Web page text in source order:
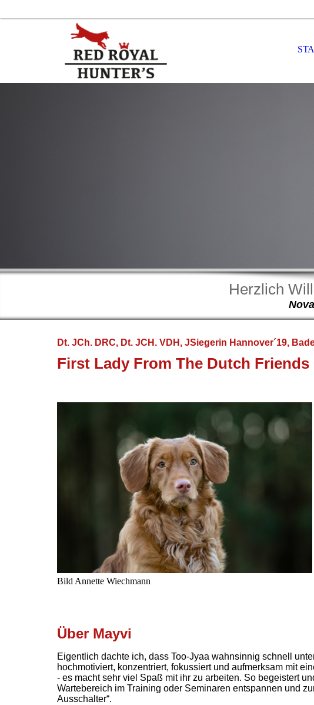
Herzlich
Dt. JCh. DRC, Dt. JCH. VDH, JSiegerin Hannover´19,
First Lady From The Dutch Friends
Bild Annette Wiechmann
Über Mayvi
Eigentlich dachte ich, dass Too-Jyaa wahnsinnig schnell
hochmotiviert, konzentriert, fokussiert und aufmerksam mit
- es macht sehr viel Spaß mit ihr zu arbeiten. So begeistert
Wartebereich im Training oder Seminaren entspannen und
Ausschalter“.